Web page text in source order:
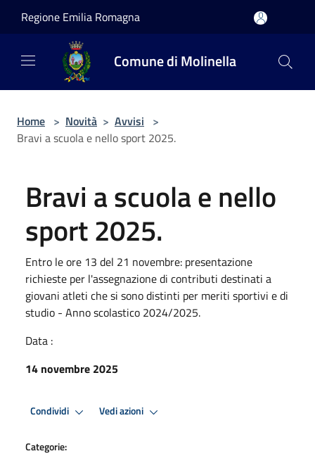
Regione Emilia Romagna
Comune di Molinella
Home > Novità > Avvisi >
Bravi a scuola e nello sport 2025.
Bravi a scuola e nello
sport 2025.
Entro le ore 13 del 21 novembre: presentazione
richieste per l'assegnazione di contributi destinati a
giovani atleti che si sono distinti per meriti sportivi e di
studio - Anno scolastico 2024/2025.
Data :
14 novembre 2025
Condividi Vedi azioni
Categorie: